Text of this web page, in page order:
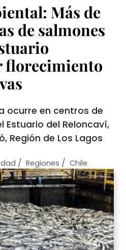
Más de
de salmones
florecimiento
ocurre en centros de
Estuario del Reloncaví,
Región de Los Lagos
/ Regiones / Chile